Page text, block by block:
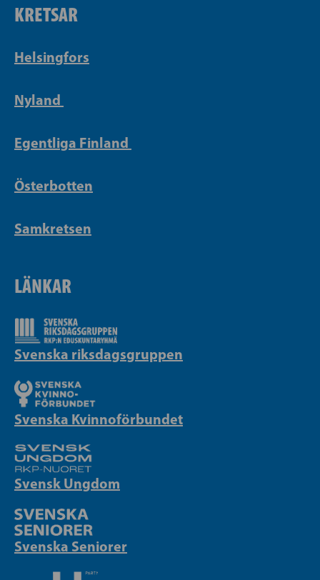
KRETSAR
Helsingfors
Nyland
Egentliga Finland
Österbotten
Samkretsen
LÄNKAR
Svenska riksdagsgruppen
Svenska Kvinnoförbundet
Svensk Ungdom
Svenska Seniorer